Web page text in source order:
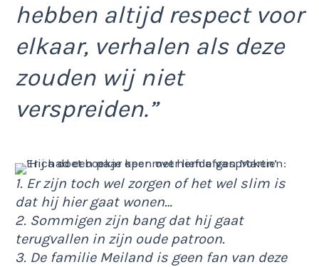
hebben altijd respect voor
elkaar, verhalen als deze
zouden wij niet
verspreiden.”
1. Er zijn toch wel zorgen of het wel slim is
dat hij hier gaat wonen…
2. Sommigen zijn bang dat hij gaat
terugvallen in zijn oude patroon.
3. De familie Meiland is geen fan van deze